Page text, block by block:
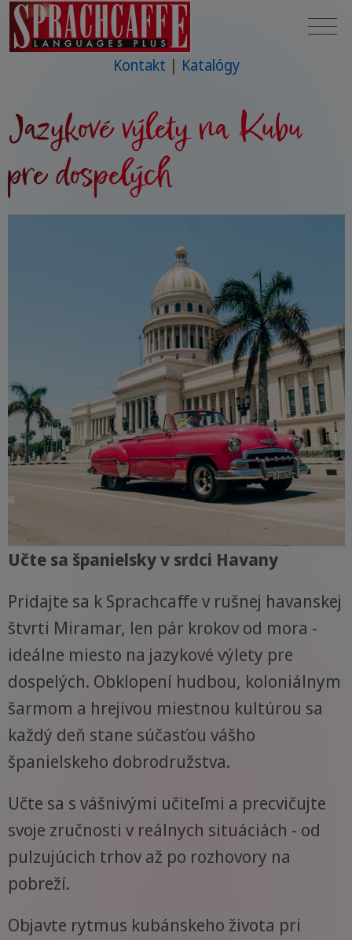
Kontakt Katalógy
Jazykové výlety na Kubu
pre dospelých
Učte sa španielsky v srdci Havany
Pridajte sa k Sprachcaffe v rušnej havanskej
štvrti Miramar, len pár krokov od mora -
ideálne miesto na jazykové výlety pre
dospelých. Obklopení hudbou, koloniálnym
šarmom a hrejivou miestnou kultúrou sa
každý deň stane súčasťou vášho
španielskeho dobrodružstva.
Učte sa s vášnivými učiteľmi a precvičujte
svoje zručnosti v reálnych situáciách - od
pulzujúcich trhov až po rozhovory na
pobreží.
Objavte rytmus kubánskeho života pri